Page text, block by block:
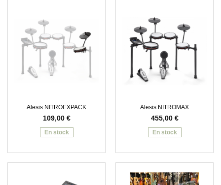
Alesis NITROEXPACK
109,00 €
En stock
Alesis NITROMAX
455,00 €
En stock